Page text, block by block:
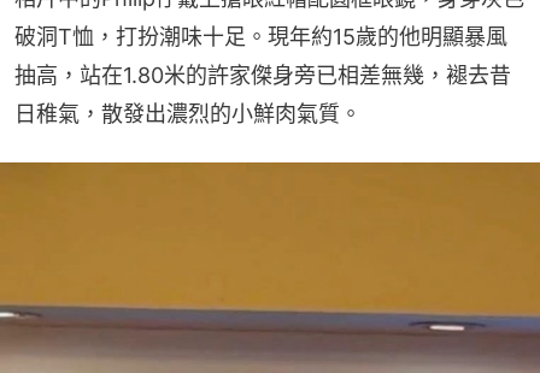
破洞T恤，打扮潮味十足。現年約15歲的他明顯暴風
抽高，站在1.80米的許家傑身旁已相差無幾，褪去昔
日稚氣，散發出濃烈的小鮮肉氣質。